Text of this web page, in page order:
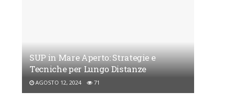
SUP in Mare Aperto: Strategie e
Tecniche per Lungo Distanze
AGOSTO 12, 2024 71